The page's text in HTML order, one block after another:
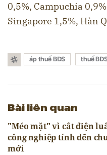
0,5%, Campuchia
Singapore 1,5%, Hàn
áp thuế BĐS thuế
Bài liên quan
"Méo mặt" vì cắt điện
công nghiệp tính đến
mới